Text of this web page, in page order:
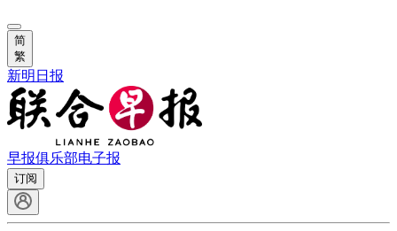
简
繁
新明日报
早报俱乐部电子报
订阅